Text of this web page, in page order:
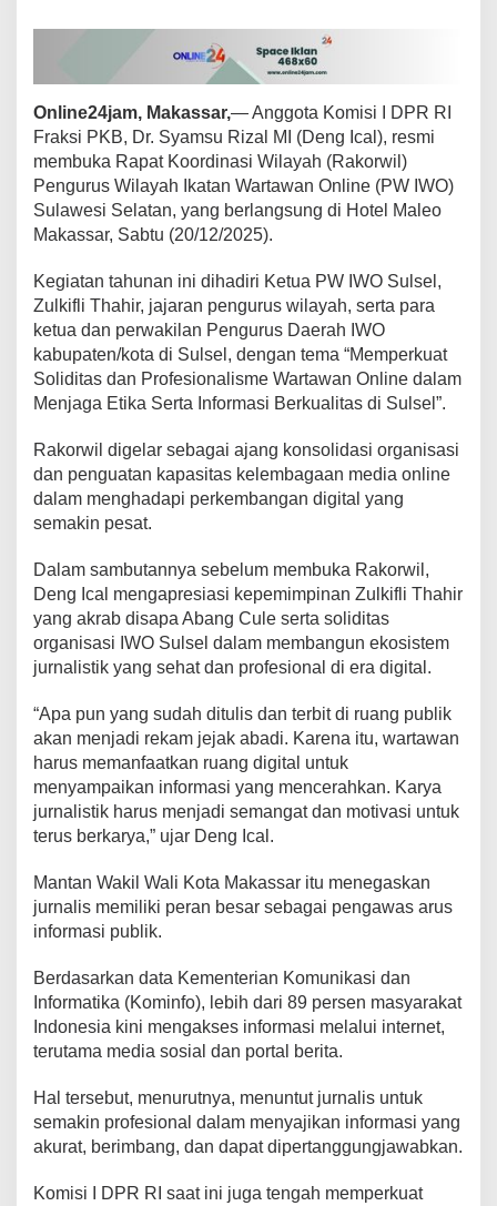
D
r
n
g
J
r
n
a
i
K
a
w
a
R
a
n
g
i
t
a
S
e
a
t
Online24jam, Makassar,— Anggota Komisi I DPR RI
Fraksi PKB, Dr. Syamsu Rizal MI (Deng Ical), resmi
membuka Rapat Koordinasi Wilayah (Rakorwil)
Pengurus Wilayah Ikatan Wartawan Online (PW IWO)
Sulawesi Selatan, yang berlangsung di Hotel Maleo
Makassar, Sabtu (20/12/2025).
Kegiatan tahunan ini dihadiri Ketua PW IWO Sulsel,
Zulkifli Thahir, jajaran pengurus wilayah, serta para
ketua dan perwakilan Pengurus Daerah IWO
kabupaten/kota di Sulsel, dengan tema “Memperkuat
Soliditas dan Profesionalisme Wartawan Online dalam
Menjaga Etika Serta Informasi Berkualitas di Sulsel”.
Rakorwil digelar sebagai ajang konsolidasi organisasi
dan penguatan kapasitas kelembagaan media online
dalam menghadapi perkembangan digital yang
semakin pesat.
Dalam sambutannya sebelum membuka Rakorwil,
Deng Ical mengapresiasi kepemimpinan Zulkifli Thahir
yang akrab disapa Abang Cule serta soliditas
organisasi IWO Sulsel dalam membangun ekosistem
jurnalistik yang sehat dan profesional di era digital.
“Apa pun yang sudah ditulis dan terbit di ruang publik
akan menjadi rekam jejak abadi. Karena itu, wartawan
harus memanfaatkan ruang digital untuk
menyampaikan informasi yang mencerahkan. Karya
jurnalistik harus menjadi semangat dan motivasi untuk
terus berkarya,” ujar Deng Ical.
Mantan Wakil Wali Kota Makassar itu menegaskan
jurnalis memiliki peran besar sebagai pengawas arus
informasi publik.
Berdasarkan data Kementerian Komunikasi dan
Informatika (Kominfo), lebih dari 89 persen masyarakat
Indonesia kini mengakses informasi melalui internet,
terutama media sosial dan portal berita.
Hal tersebut, menurutnya, menuntut jurnalis untuk
semakin profesional dalam menyajikan informasi yang
akurat, berimbang, dan dapat dipertanggungjawabkan.
Komisi I DPR RI saat ini juga tengah memperkuat